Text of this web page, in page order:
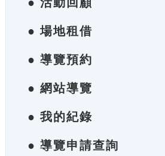
● 場地租借
● 導覽預約
● 網站導覽
● 我的紀錄
● 導覽申請查詢